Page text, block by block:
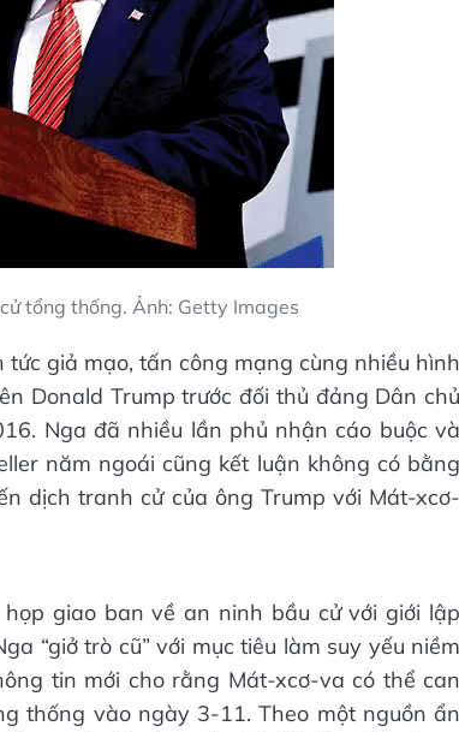
tổng thống. Ảnh: Getty Images
giả mạo, tấn công mạng cùng nhiều hình
Donald Trump trước đối thủ đảng Dân chủ
Nga đã nhiều lần phủ nhận cáo buộc và
năm ngoái cũng kết luận không có bằng
dịch tranh cử của ông Trump với Mát-xcơ-
giao ban về an ninh bầu cử với giới lập
“giở trò cũ” với mục tiêu làm suy yếu niềm
tin mới cho rằng Mát-xcơ-va có thể can
thống vào ngày 3-11. Theo một nguồn ẩn